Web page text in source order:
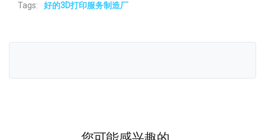
Tags: 好的3D打印服务制造厂